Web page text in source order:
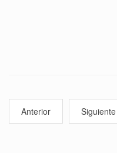
Anterior Siguiente